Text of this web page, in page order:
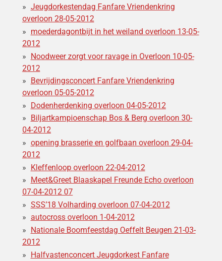
Jeugdorkestendag Fanfare Vriendenkring
overloon 28-05-2012
moederdagontbijt in het weiland overloon 13-05-
2012
Noodweer zorgt voor ravage in Overloon 10-05-
2012
Bevrijdingsconcert Fanfare Vriendenkring
overloon 05-05-2012
Dodenherdenking overloon 04-05-2012
Biljartkampioenschap Bos & Berg overloon 30-
04-2012
opening brasserie en golfbaan overloon 29-04-
2012
Kleffenloop overloon 22-04-2012
Meet&Greet Blaaskapel Freunde Echo overloon
07-04-2012 07
SSS’18 Volharding overloon 07-04-2012
autocross overloon 1-04-2012
Nationale Boomfeestdag Oeffelt Beugen 21-03-
2012
Halfvastenconcert Jeugdorkest Fanfare